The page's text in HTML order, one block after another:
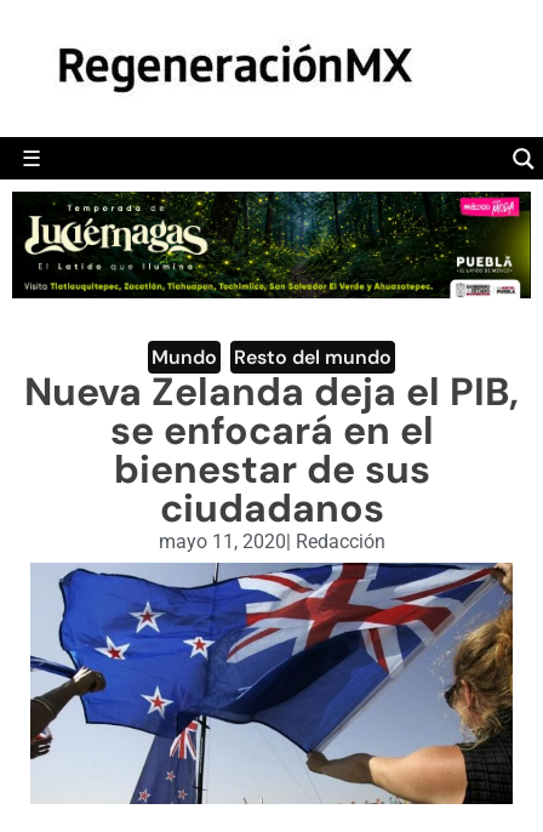
☰
POLÍTICA
CAMALEÓN
OPINIÓN
DEPORTES
ENGLISH SECTION
VIDEOS
Mundo Resto del mundo
Nueva Zelanda deja el PIB,
se enfocará en el
bienestar de sus
ciudadanos
mayo 11, 2020| Redacción